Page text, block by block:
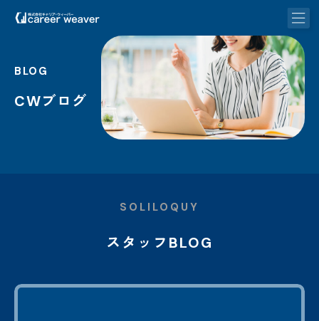
BLOG
CWブログ
SOLILOQUY
スタッフBLOG